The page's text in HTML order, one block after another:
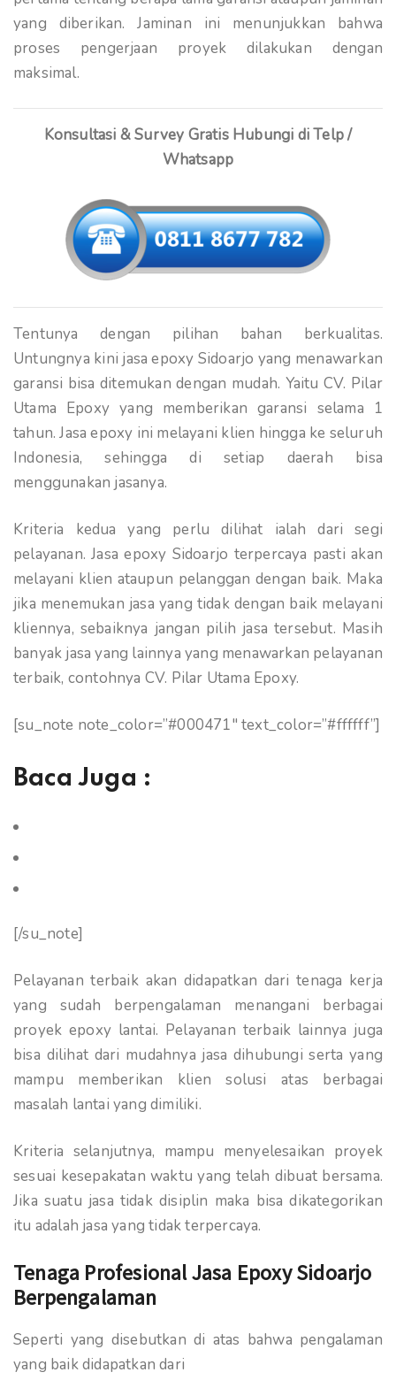
yang diberikan. Jaminan ini menunjukkan bahwa
proses pengerjaan proyek dilakukan dengan
maksimal.
Konsultasi & Survey Gratis Hubungi di Telp /
Whatsapp
Tentunya dengan pilihan bahan berkualitas.
Untungnya kini jasa epoxy Sidoarjo yang menawarkan
garansi bisa ditemukan dengan mudah. Yaitu CV. Pilar
Utama Epoxy yang memberikan garansi selama 1
tahun. Jasa epoxy ini melayani klien hingga ke seluruh
Indonesia, sehingga di setiap daerah bisa
menggunakan jasanya.
Kriteria kedua yang perlu dilihat ialah dari segi
pelayanan. Jasa epoxy Sidoarjo terpercaya pasti akan
melayani klien ataupun pelanggan dengan baik. Maka
jika menemukan jasa yang tidak dengan baik melayani
kliennya, sebaiknya jangan pilih jasa tersebut. Masih
banyak jasa yang lainnya yang menawarkan pelayanan
terbaik, contohnya CV. Pilar Utama Epoxy.
[su_note note_color=”#000471″ text_color=”#ffffff”]
Baca Juga :
[/su_note]
Pelayanan terbaik akan didapatkan dari tenaga kerja
yang sudah berpengalaman menangani berbagai
proyek epoxy lantai. Pelayanan terbaik lainnya juga
bisa dilihat dari mudahnya jasa dihubungi serta yang
mampu memberikan klien solusi atas berbagai
masalah lantai yang dimiliki.
Kriteria selanjutnya, mampu menyelesaikan proyek
sesuai kesepakatan waktu yang telah dibuat bersama.
Jika suatu jasa tidak disiplin maka bisa dikategorikan
itu adalah jasa yang tidak terpercaya.
Tenaga Profesional Jasa Epoxy Sidoarjo
Berpengalaman
Seperti yang disebutkan di atas bahwa pengalaman
yang baik didapatkan dari